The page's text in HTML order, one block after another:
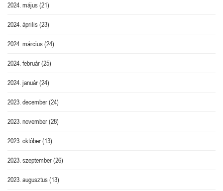
2024. május(21)
2024. április(23)
2024. március(24)
2024. február(25)
2024. január(24)
2023. december(24)
2023. november(28)
2023. október(13)
2023. szeptember(26)
2023. augusztus(13)